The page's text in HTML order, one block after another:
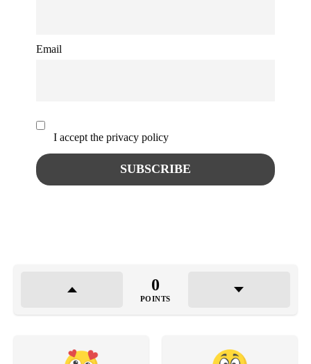
Email
I accept the privacy policy
0
POINTS